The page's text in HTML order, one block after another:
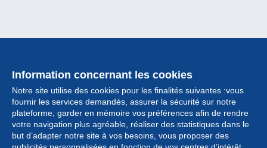
Information concernant les cookies
Notre site utilise des cookies pour les finalités suivantes :vous
fournir les services demandés, assurer la sécurité sur notre
plateforme, garder en mémoire vos préférences afin de rendre
votre navigation plus agréable, réaliser des statistiques dans le
but d’adapter notre site à vos besoins, vous proposer des
Collection